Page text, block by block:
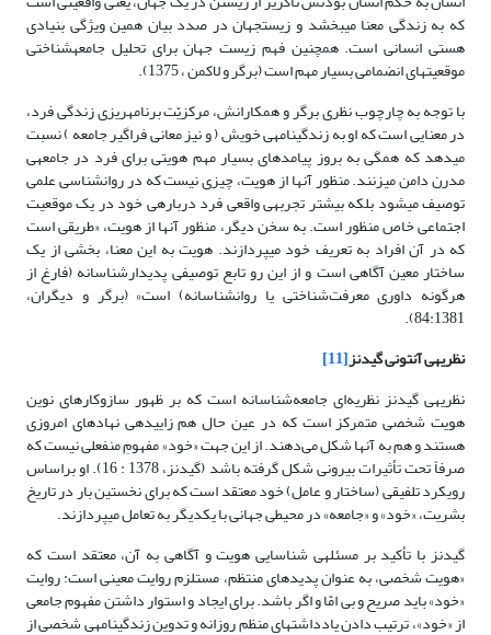
که به زندگی معنا می‏بخشد و زیست‏جهان در صدد بیان همین ویژگی بنیادی
هستی انسانی است. همچنین فهم زیست جهان برای تحلیل جامعه‏شناختی
موقعیت‏های انضمامی بسیار مهم است (برگر و لاکمن ، 1375).
با توجه به چارچوب نظری برگر و همکارانش، مرکزیّت برنامه‏­ریزی زندگی فرد،
در معنایی است که او به زندگی‏نامه­ی خویش ( و نیز معانی فراگیر جامعه ) نسبت
می‏دهد که همگی به بروز پیامدهای بسیار مهم هویتی برای فرد در جامعه­ی
مدرن دامن می‏زنند. منظور آن­ها از هویت، چیزی نیست که در روان‏شناسی علمی
توصیف می‏شود بلکه بیشتر تجربه­ی واقعی فرد درباره­ی خود در یک موقعیت
اجتماعی خاص منظور است. به سخن دیگر، منظور آن­ها از هویت، «طریقی است
که در آن افراد به تعریف خود می‏پردازند. هویت به این معنا، بخشی از یک
ساختار معین آگاهی است و از این رو تابع توصیفی پدیدارشناسانه (فارغ از
هرگونه داوری معرفت‌شناختی یا روان‏شناسانه) است» (برگر و دیگران،
84:1381).
نظریه­ی آنتونی گیدنز[11]
نظریه­ی گیدنز نظریه‌ای جامعه‌شناسانه است که بر ظهور سازوکارهای نوین
هویت شخصی متمرکز است که در عین حال هم زاییده­ی نهادهای امروزی
هستند و هم به آن­ها شکل می‌دهند. از این جهت «خود» مفهومِ منفعلی نیست که
صرفاً تحت تأثیرات بیرونی شکل گرفته باشد (گیدنز، 1378 : 16). او براساس
رویکرد تلفیقی (ساختار و عامل) خود معتقد است که برای نخستین بار در تاریخ
بشریت، «خود» و «جامعه» در محیطی جهانی با یکدیگر به تعامل می‏پردازند.
گیدنز با تأکید بر مسئله­ی شناسایی هویت و آگاهی به آن، معتقد است که
«هویت شخصی، به عنوان پدیده‏ای منتظم، مستلزم روایت معینی است: روایت
«خود» باید صریح و بی امّا و اگر باشد. برای ایجاد و استوار داشتن مفهوم جامعی
از «خود»، ترتیب دادن یادداشت‏های منظم روزانه و تدوین زندگینامه­ی شخصی از